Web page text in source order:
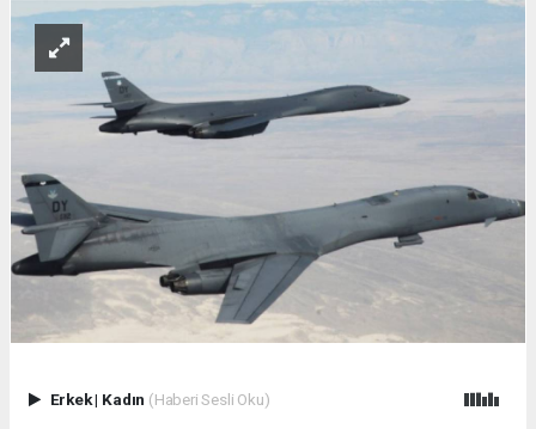
Erkek| Kadın (Haberi Sesli Oku)